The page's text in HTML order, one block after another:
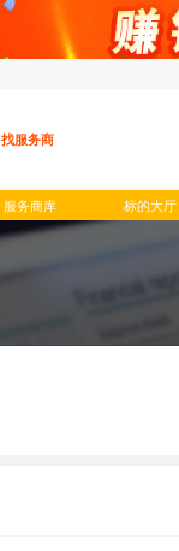
找服务商
服务商库 标的大厅